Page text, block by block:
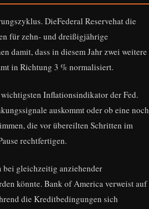
DieFederal Reservehat die
für zehn- und dreißigjährige
damit, dass in diesem Jahr zwei weitere
in Richtung 3 % normalisiert.
Inflationsindikator der Fed.
auskommt oder ob eine noch
die vor übereilten Schritten im
rechtfertigen.
bei gleichzeitig anziehender
könnte. Bank of America verweist auf
die Kreditbedingungen sich